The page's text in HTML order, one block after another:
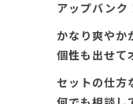
アップバンク
かなり爽やか
個性も出せて
セットの仕方